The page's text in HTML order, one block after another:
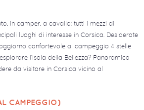
in camper, a cavallo: tutti i mezzi di
luoghi di interesse in Corsica. Desiderate
confortevole al campeggio 4 stelle
l’Isola della Bellezza? Panoramica
da visitare in Corsica vicino al
CAMPEGGIO)